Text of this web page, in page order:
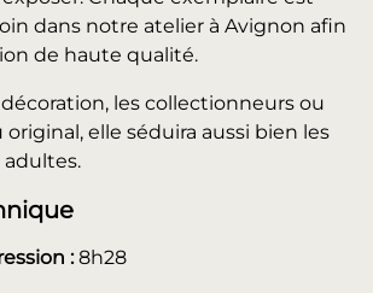
dans notre atelier à Avignon afin
de haute qualité.
les collectionneurs ou
elle séduira aussi bien les
:8h28